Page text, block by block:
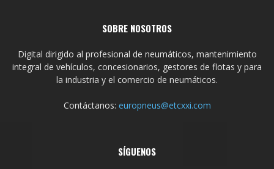
SOBRE NOSOTROS
Digital dirigido al profesional de neumáticos, mantenimiento
integral de vehículos, concesionarios, gestores de flotas y para
la industria y el comercio de neumáticos.
Contáctanos: europneus@etcxxi.com
SÍGUENOS